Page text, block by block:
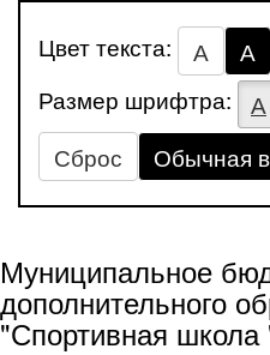
Цвет текста: А
А
Размер шрифтра:
А
Сброс
Обычная
Муниципальное
дополнительного
"Спортивная школа